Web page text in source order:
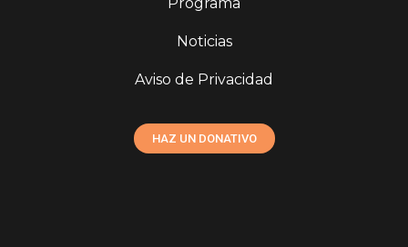
Noticias
Aviso de Privacidad
HAZ UN DONATIVO